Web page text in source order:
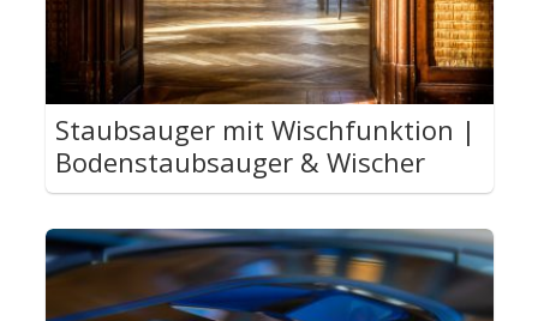
Staubsauger mit Wischfunktion |
Bodenstaubsauger & Wischer